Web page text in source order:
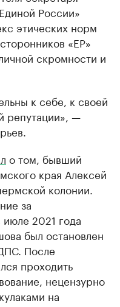
России»
этических норм
«ЕР»
скромности и
к себе, к своей
репутации», —
о том, бывший
края Алексей
колонии.
за
2021 года
был остановлен
После
проходить
нецензурно
на